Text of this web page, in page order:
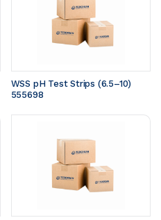
WSS pH Test Strips (6.5–10)
555698